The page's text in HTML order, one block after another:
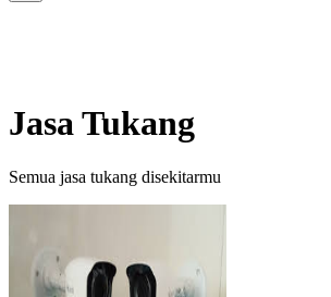
Jasa Tukang
Semua jasa tukang disekitarmu